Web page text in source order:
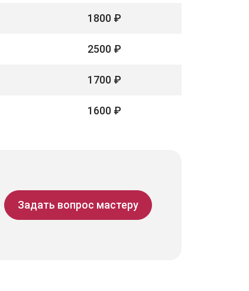
1800 ₽
2500 ₽
1700 ₽
1600 ₽
Задать вопрос мастеру